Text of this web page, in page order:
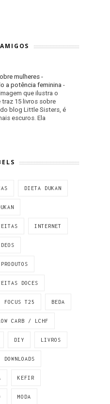
mulheres -
a potência feminina -
que ilustra o
traz 15 livros sobre
blog Little Sisters, é
escuros. Ela
DIETA DUKAN
INTERNET
PRODUTOS
DOCES
FOCUS T25 BEDA
CARB / LCHF
DIY LIVROS
DOWNLOADS
KEFIR
MODA